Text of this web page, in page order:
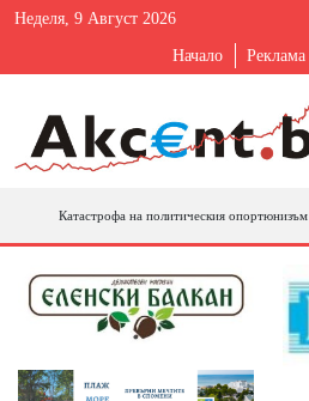
Неделя, 9 Август 2026
Начало Реклама
Катастрофа на политическия опортюнизъм